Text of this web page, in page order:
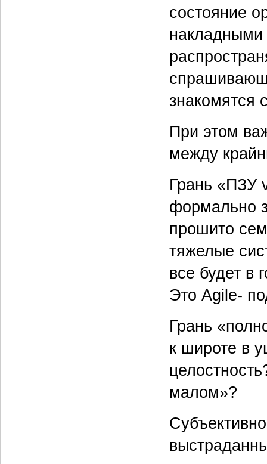
состояние
накладными
знакомятся
При этом
между
Грань «ПЗУ
формально
прошито
тяжелые
все будет в
Это Agile-
Грань
к широте в
малом»?